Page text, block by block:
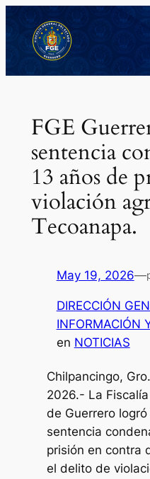
Saltar
al
contenido
FGE
sentencia
13 años de
violación
Tecoanapa.
May 19, 2026—
DIRECCIÓN
INFORMACIÓN
en NOTICIAS
Chilpancingo,
2026.- La
de Guerrero
sentencia
prisión en contra
el delito de